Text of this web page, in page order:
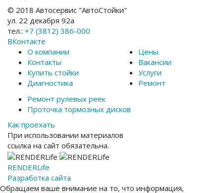
© 2018 Автосервис "АвтоСтойки"
ул. 22 декабря 92а
тел.: +7 (3812) 386-000
ВКонтакте
О компании
Контакты
Купить стойки
Диагностика
Цены
Вакансии
Услуги
Ремонт
Ремонт рулевых реек
Проточка тормозных дисков
Как проехать
При использовании материалов
ссылка на сайт обязательна.
RENDERLife
Разработка сайта
Обращаем ваше внимание на то, что информация,